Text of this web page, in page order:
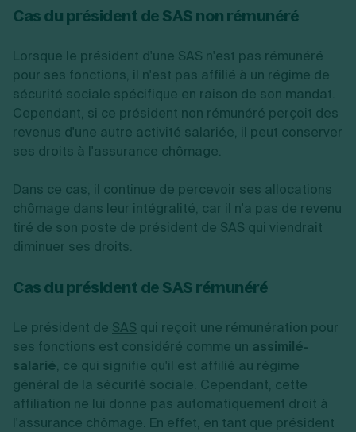
Cas du président de SAS non rémunéré
Lorsque le président d'une SAS n'est pas rémunéré
pour ses fonctions, il n'est pas affilié à un régime de
sécurité sociale spécifique en raison de son mandat.
Cependant, si ce président non rémunéré perçoit des
revenus d'une autre activité salariée, il peut conserver
ses droits à l'assurance chômage.
Dans ce cas, il continue de percevoir ses allocations
chômage dans leur intégralité, car il n'a pas de revenu
tiré de son poste de président de SAS qui viendrait
diminuer ses droits.
Cas du président de SAS rémunéré
Le président de SAS qui reçoit une rémunération pour
ses fonctions est considéré comme un assimilé-
salarié, ce qui signifie qu'il est affilié au régime
général de la sécurité sociale. Cependant, cette
affiliation ne lui donne pas automatiquement droit à
l'assurance chômage. En effet, en tant que président